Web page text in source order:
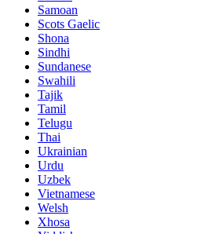
Samoan
Scots Gaelic
Shona
Sindhi
Sundanese
Swahili
Tajik
Tamil
Telugu
Thai
Ukrainian
Urdu
Uzbek
Vietnamese
Welsh
Xhosa